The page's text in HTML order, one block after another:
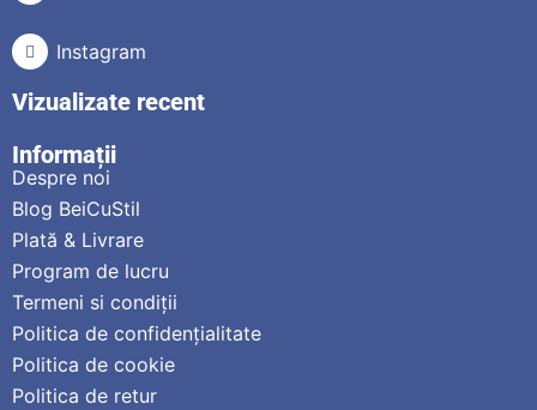
Instagram
Vizualizate recent
Informații
Despre noi
Blog BeiCuStil
Plată & Livrare
Program de lucru
Termeni si condiții
Politica de confidențialitate
Politica de cookie
Politica de retur